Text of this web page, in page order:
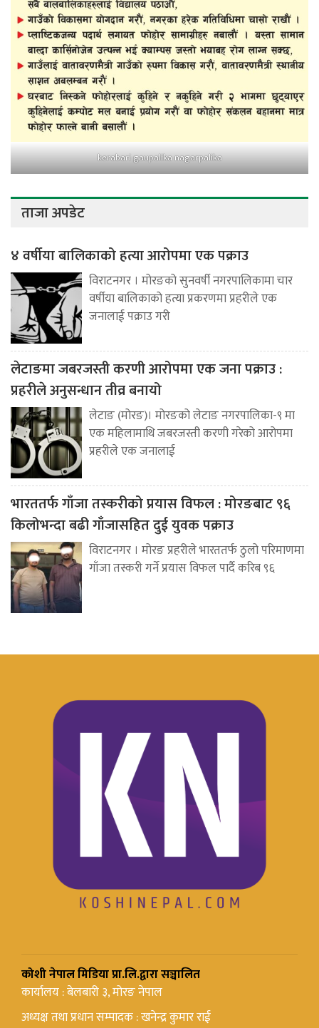
kerabari gaupalika nagarpalika
ताजा अपडेट
४ वर्षीया बालिकाको हत्या आरोपमा एक पक्राउ
विराटनगर । मोरङको सुनवर्षी नगरपालिकामा चार
वर्षीया बालिकाको हत्या प्रकरणमा प्रहरीले एक
जनालाई पक्राउ गरी
लेटाङमा जबरजस्ती करणी आरोपमा एक जना पक्राउ :
प्रहरीले अनुसन्धान तीव्र बनायो
लेटाङ (मोरङ)। मोरङको लेटाङ नगरपालिका-९ मा
एक महिलामाथि जबरजस्ती करणी गरेको आरोपमा
प्रहरीले एक जनालाई
भारततर्फ गाँजा तस्करीको प्रयास विफल : मोरङबाट ९६
किलोभन्दा बढी गाँजासहित दुई युवक पक्राउ
विराटनगर । मोरङ प्रहरीले भारततर्फ ठुलो परिमाणमा
गाँजा तस्करी गर्ने प्रयास विफल पार्दै करिब ९६
कोशी नेपाल मिडिया प्रा.लि.द्वारा सञ्चालित
कार्यालय : बेलबारी ३, मोरङ नेपाल
अध्यक्ष तथा प्रधान सम्पादक : खनेन्द्र कुमार राई